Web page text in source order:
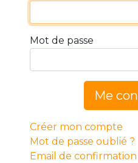
Mot de passe
Me
Créer mon compte
Mot de passe oublié ?
Email de